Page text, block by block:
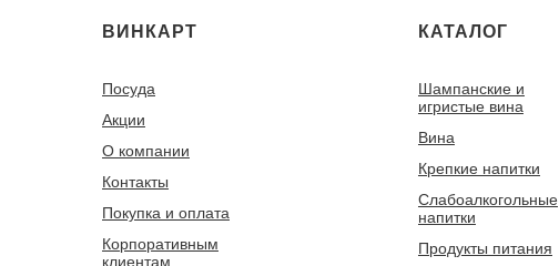
ВИНКАРТ
Посуда
Акции
О компании
Контакты
Покупка и оплата
Корпоративным
клиентам
КАТАЛОГ
Шампанские и
игристые вина
Вина
Крепкие напитки
Слабоалкогольные
напитки
Продукты питания